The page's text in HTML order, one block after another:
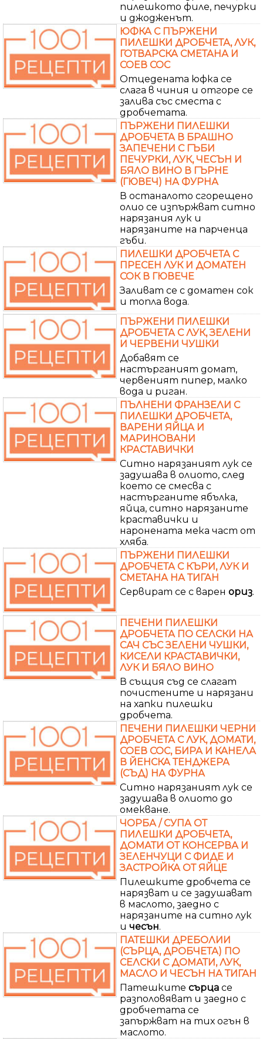
пилешкото филе, печурки
и джодженът.
ЮФКА С ПЪРЖЕНИ
ПИЛЕШКИ ДРОБЧЕТА, ЛУК,
ГОТВАРСКА СМЕТАНА И
СОЕВ СОС
Отцедената юфка се
слага в чиния и отгоре се
залива със сместа с
дробчетата.
ПЪРЖЕНИ ПИЛЕШКИ
ДРОБЧЕТА В БРАШНО
ЗАПЕЧЕНИ С ГЪБИ
ПЕЧУРКИ, ЛУК, ЧЕСЪН И
БЯЛО ВИНО В ГЪРНЕ
(ГЮВЕЧ) НА ФУРНА
В останалото сгорещено
олио се изпържват ситно
нарязания лук и
нарязаните на парченца
гъби.
ПИЛЕШКИ ДРОБЧЕТА С
ПРЕСЕН ЛУК И ДОМАТЕН
СОК В ГЮВЕЧЕ
Заливат се с доматен сок
и топла вода.
ПЪРЖЕНИ ПИЛЕШКИ
ДРОБЧЕТА С ЛУК, ЗЕЛЕНИ
И ЧЕРВЕНИ ЧУШКИ
Добавят се
настърганият домат,
червеният пипер, малко
вода и риган.
ПЪЛНЕНИ ФРАНЗЕЛИ С
ПИЛЕШКИ ДРОБЧЕТА,
ВАРЕНИ ЯЙЦА И
МАРИНОВАНИ
КРАСТАВИЧКИ
Ситно нарязаният лук се
задушава в олиото, след
което се смесва с
настърганите ябълка,
яйца, ситно нарязаните
краставички и
наронената мека част от
хляба.
ПЪРЖЕНИ ПИЛЕШКИ
ДРОБЧЕТА С КЪРИ, ЛУК И
СМЕТАНА НА ТИГАН
Сервират се с варен ориз.
ПЕЧЕНИ ПИЛЕШКИ
ДРОБЧЕТА ПО СЕЛСКИ НА
САЧ СЪС ЗЕЛЕНИ ЧУШКИ,
КИСЕЛИ КРАСТАВИЧКИ,
ЛУК И БЯЛО ВИНО
В същия съд се слагат
почистените и нарязани
на хапки пилешки
дробчета.
ПЕЧЕНИ ПИЛЕШКИ ЧЕРНИ
ДРОБЧЕТА С ЛУК, ДОМАТИ,
СОЕВ СОС, БИРА И КАНЕЛА
В ЙЕНСКА ТЕНДЖЕРА
(СЪД) НА ФУРНА
Ситно нарязаният лук се
задушава в олиото до
омекване.
ЧОРБА / СУПА ОТ
ПИЛЕШКИ ДРОБЧЕТА,
ДОМАТИ ОТ КОНСЕРВА И
ЗЕЛЕНЧУЦИ С ФИДЕ И
ЗАСТРОЙКА ОТ ЯЙЦЕ
Пилешките дробчета се
нарязват и се задушават
в маслото, заедно с
нарязаните на ситно лук
и чесън.
ПАТЕШКИ ДРЕБОЛИИ
(СЪРЦА, ДРОБЧЕТА) ПО
СЕЛСКИ С ДОМАТИ, ЛУК,
МАСЛО И ЧЕСЪН НА ТИГАН
Патешките сърца се
разполовяват и заедно с
дробчетата се
запържват на тих огън в
маслото.